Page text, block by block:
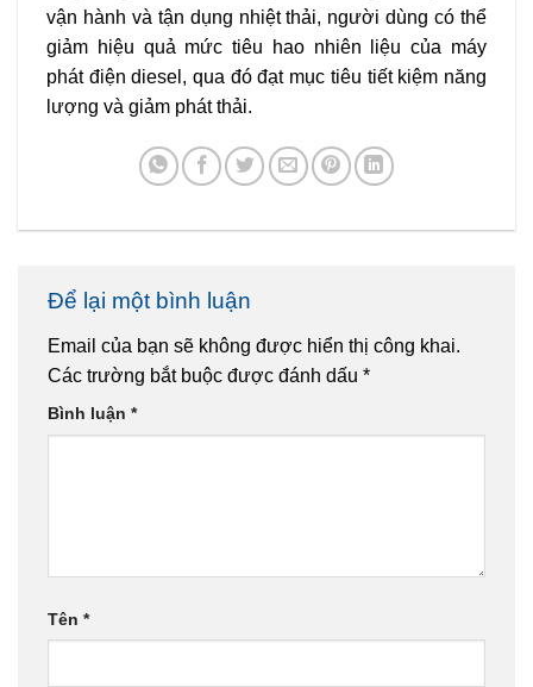
vận hành và tận dụng nhiệt thải, người dùng có thể
giảm hiệu quả mức tiêu hao nhiên liệu của máy
phát điện diesel, qua đó đạt mục tiêu tiết kiệm năng
lượng và giảm phát thải.
Để lại một bình luận
Email của bạn sẽ không được hiển thị công khai.
Các trường bắt buộc được đánh dấu *
Bình luận *
Tên *